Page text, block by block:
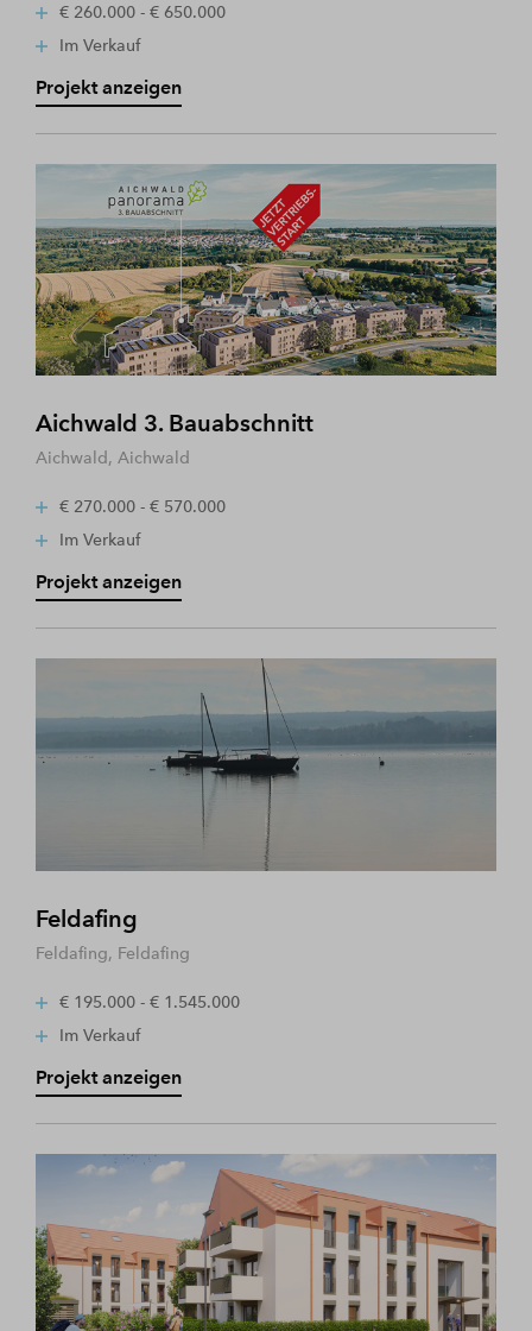
€ 260.000 - € 650.000
Im Verkauf
Projekt anzeigen
Aichwald 3. Bauabschnitt
Aichwald, Aichwald
€ 270.000 - € 570.000
Im Verkauf
Projekt anzeigen
Feldafing
Feldafing, Feldafing
€ 195.000 - € 1.545.000
Im Verkauf
Projekt anzeigen